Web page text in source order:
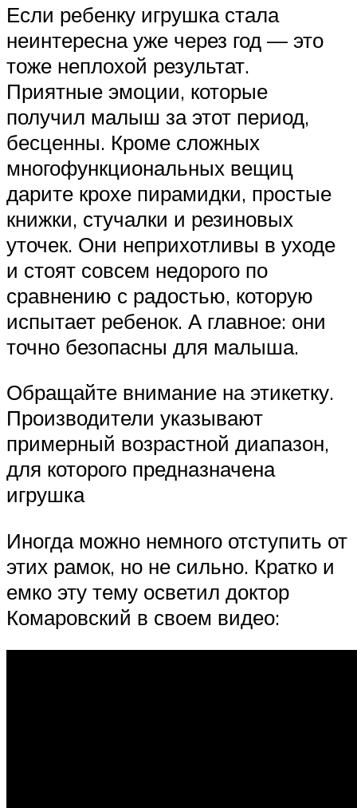
Если ребенку игрушка стала
неинтересна уже через год — это
тоже неплохой результат.
Приятные эмоции, которые
получил малыш за этот период,
бесценны. Кроме сложных
многофункциональных вещиц
дарите крохе пирамидки, простые
книжки, стучалки и резиновых
уточек. Они неприхотливы в уходе
и стоят совсем недорого по
сравнению с радостью, которую
испытает ребенок. А главное: они
точно безопасны для малыша.
Обращайте внимание на этикетку.
Производители указывают
примерный возрастной диапазон,
для которого предназначена
игрушка
Иногда можно немного отступить от
этих рамок, но не сильно. Кратко и
емко эту тему осветил доктор
Комаровский в своем видео: